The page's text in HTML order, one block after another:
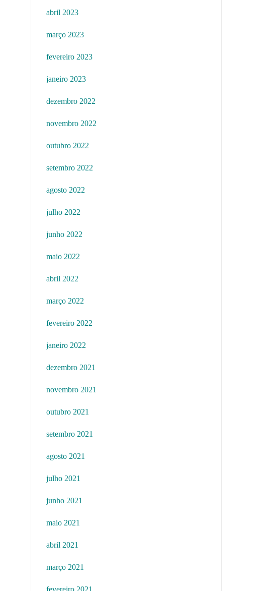
abril 2023
março 2023
fevereiro 2023
janeiro 2023
dezembro 2022
novembro 2022
outubro 2022
setembro 2022
agosto 2022
julho 2022
junho 2022
maio 2022
abril 2022
março 2022
fevereiro 2022
janeiro 2022
dezembro 2021
novembro 2021
outubro 2021
setembro 2021
agosto 2021
julho 2021
junho 2021
maio 2021
abril 2021
março 2021